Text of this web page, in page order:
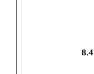
8.4